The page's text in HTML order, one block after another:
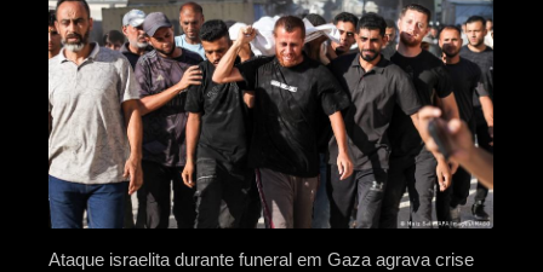
Ataque israelita durante funeral em Gaza agrava crise